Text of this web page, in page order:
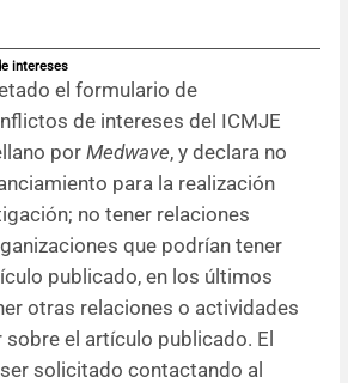
intereses
el formulario de
de intereses del ICMJE
por Medwave, y declara no
para la realización
no tener relaciones
que podrían tener
publicado, en los últimos
otras relaciones o actividades
el artículo publicado. El
solicitado contactando al